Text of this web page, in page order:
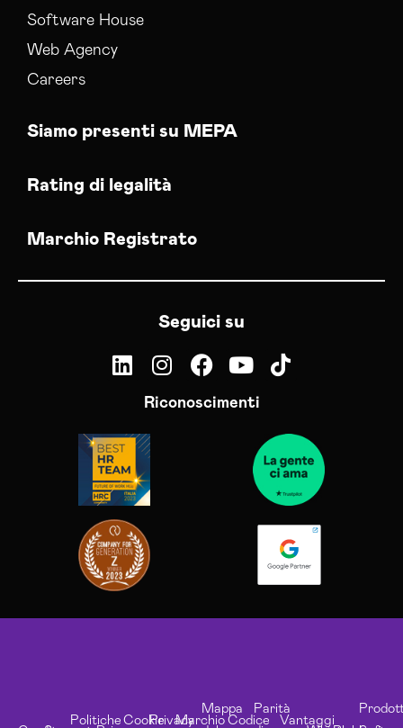
Software House
Web Agency
Careers
Siamo presenti su MEPA
Rating di legalità
Marchio Registrato
Seguici su
Riconoscimenti
Politiche CookiePrivacyMarchio
Mappa
Codice
Parità
Vantaggi